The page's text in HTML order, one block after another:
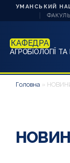
УМАНСЬКИЙ
КАФЕДРА
АГРОБІОЛОГІЇ ТА
ПРО
АБІТУРІЄНТУ
Головна »